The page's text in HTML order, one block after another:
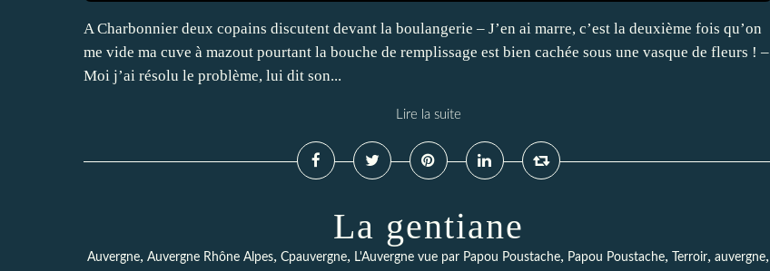
A Charbonnier deux copains discutent devant la boulangerie – J’en ai marre, c’est la deuxième fois qu’on
me vide ma cuve à mazout pourtant la bouche de remplissage est bien cachée sous une vasque de fleurs ! –
Moi j’ai résolu le problème, lui dit son...
Lire la suite
La gentiane
Auvergne, Auvergne Rhône Alpes, Cpauvergne, L'Auvergne vue par Papou Poustache, Papou Poustache, Terroir, auvergne,